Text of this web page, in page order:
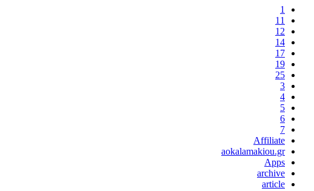
1
11
12
14
17
19
25
3
4
5
6
7
Affiliate
aokalamakiou.gr
Apps
archive
article